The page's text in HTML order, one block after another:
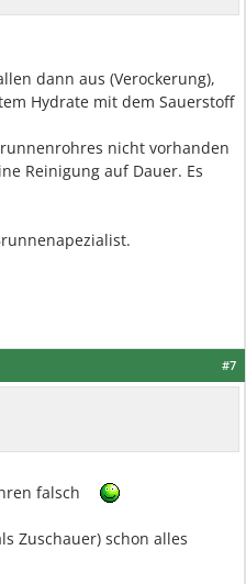
dann aus (Verockerung),
Hydrate mit dem Sauerstoff
nicht vorhanden
Reinigung auf Dauer. Es
#7
falsch
Zuschauer) schon alles